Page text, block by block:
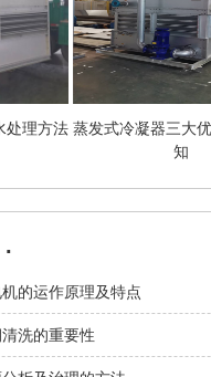
处理方法 蒸发式冷凝器三大
知
的运作原理及特点
洗的重要性